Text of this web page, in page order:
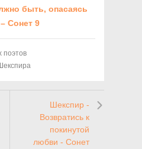
быть, опасаясь
Сонет 9
поэтов
Шекспир -
Возвратись к
покинутой
любви - Сонет